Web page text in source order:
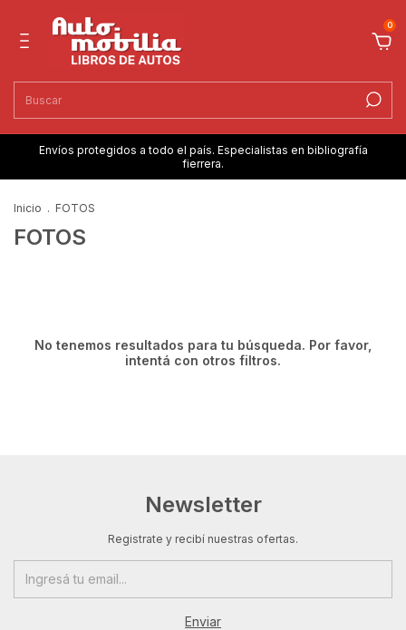
0
Envíos protegidos a todo el país. Especialistas en bibliografía
fierrera.
Inicio . FOTOS
FOTOS
No tenemos resultados para tu búsqueda. Por favor,
intentá con otros filtros.
Newsletter
Registrate y recibí nuestras ofertas.